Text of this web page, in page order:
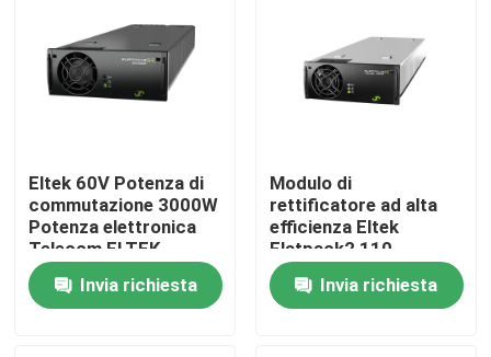
Casa
Prodotti
Eltek 60V Potenza di
commutazione 3000W
Potenza elettronica
Telecom ELTEK
Flatpack2 60/3000
SHE Modulo
rettificatore
Invia richiesta
Modulo di
rettificatore ad alta
efficienza Eltek
Flatpack2 110-
125/2000 HE FP2
110/2000 HE WOR
Parte n. 241115.805
Invia richiesta